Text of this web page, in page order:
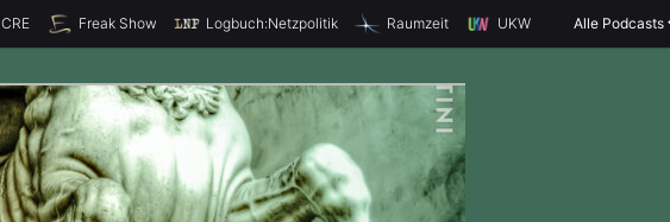
CRE Freak Show Logbuch:Netzpolitik Raumzeit UKW Alle Podcasts